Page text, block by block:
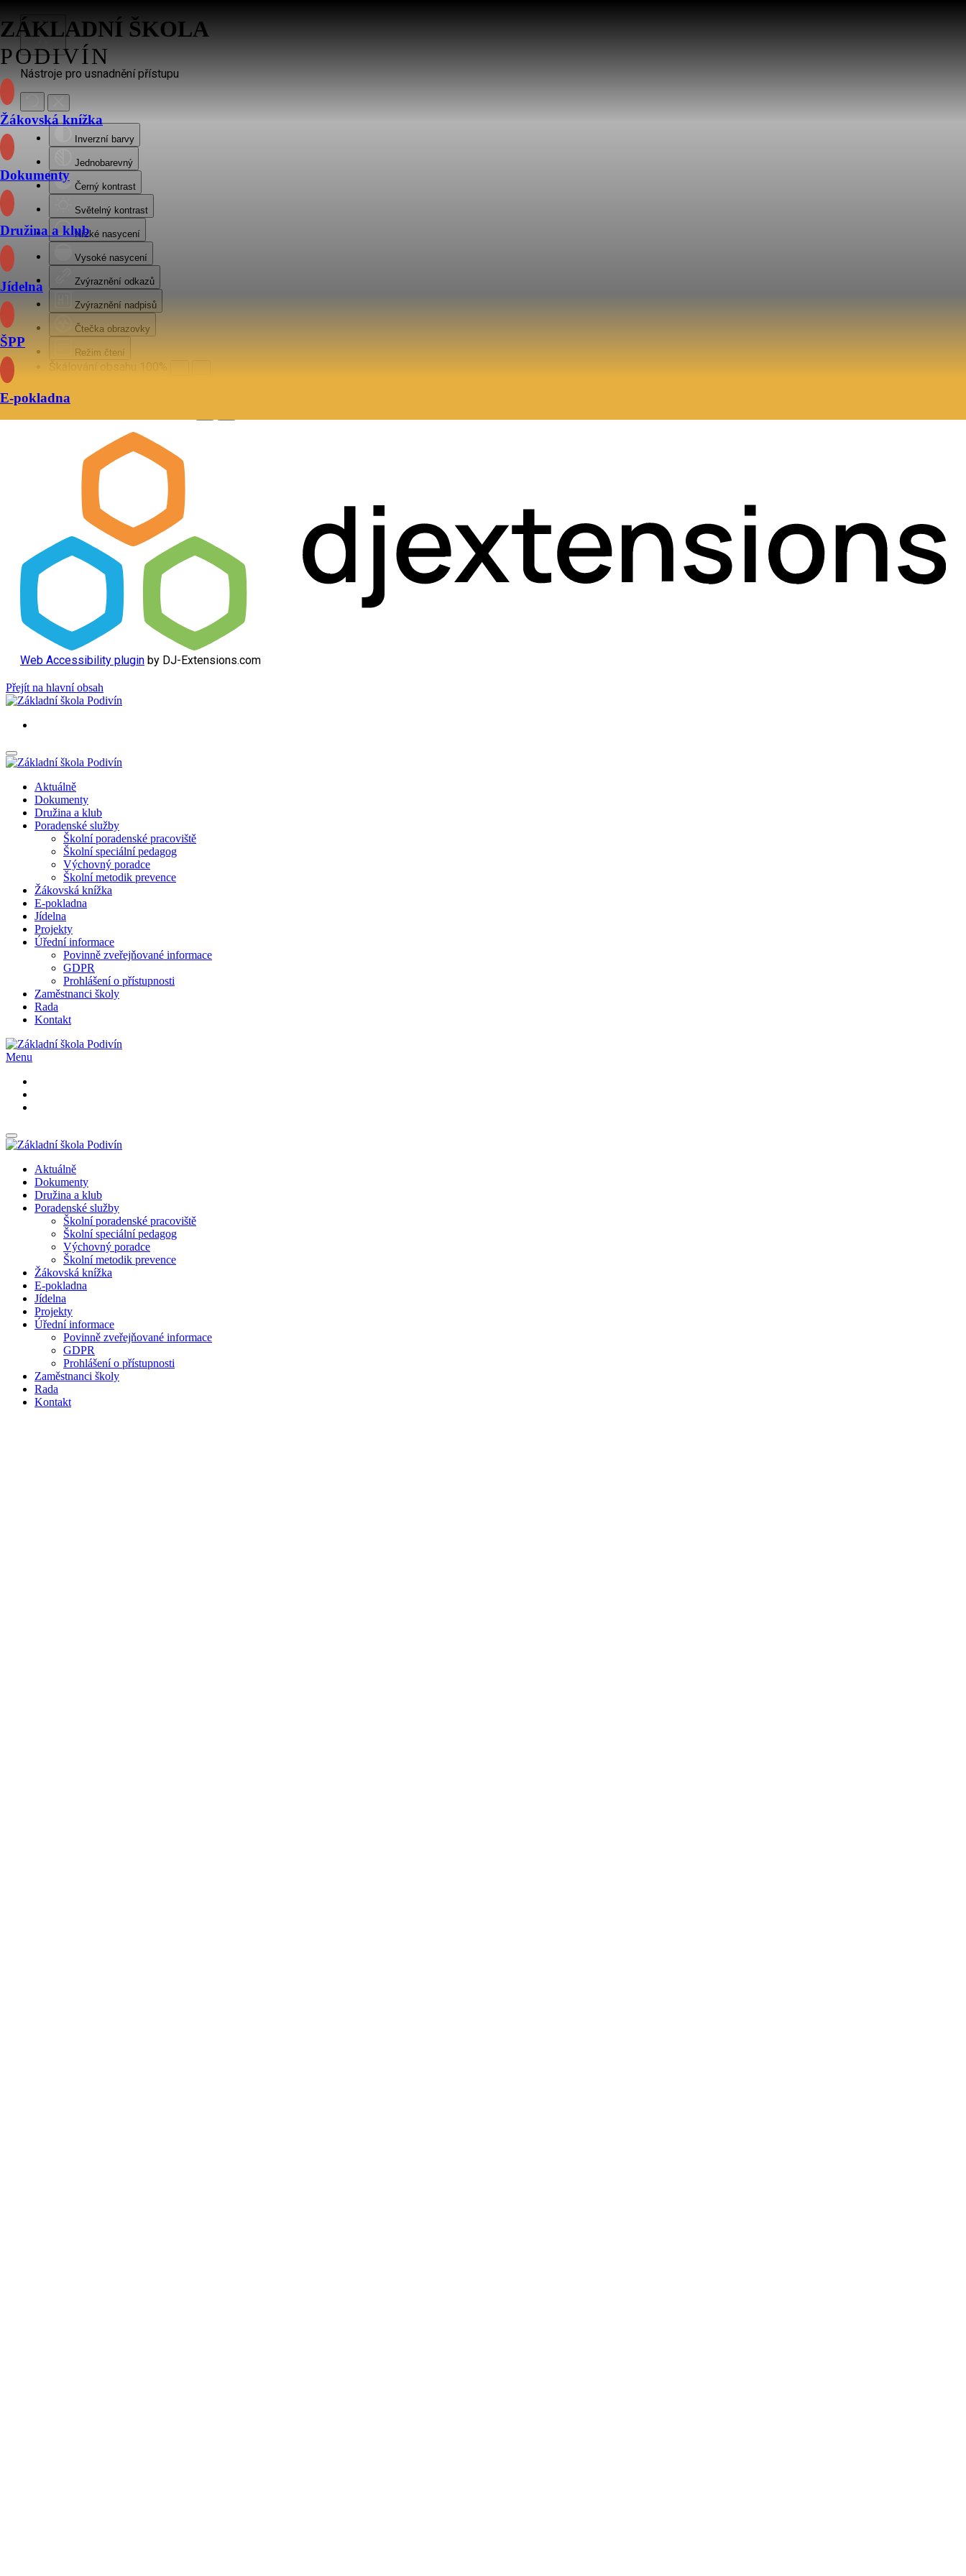
Nástroje pro usnadnění přístupu
Inverzní barvy
Jednobarevný
Černý kontrast
Světelný kontrast
Nízké nasycení
Vysoké nasycení
Zvýraznění odkazů
Zvýraznění nadpisů
Čtečka obrazovky
Režim čtení
Škálování obsahu 100%
Výška řádků
Web Accessibility plugin by DJ-Extensions.com
Přejít na hlavní obsah
Aktuálně
Dokumenty
Družina a klub
Poradenské služby
Školní poradenské pracoviště
Školní speciální pedagog
Výchovný poradce
Školní metodik prevence
Žákovská knížka
E-pokladna
Jídelna
Projekty
Úřední informace
Povinně zveřejňované informace
GDPR
Prohlášení o přístupnosti
Zaměstnanci školy
Rada
Kontakt
Menu
Aktuálně
Dokumenty
Družina a klub
Poradenské služby
Školní poradenské pracoviště
Školní speciální pedagog
Výchovný poradce
Školní metodik prevence
Žákovská knížka
E-pokladna
Jídelna
Projekty
Úřední informace
Povinně zveřejňované informace
GDPR
Prohlášení o přístupnosti
Zaměstnanci školy
Rada
Kontakt
ZÁKLADNÍ ŠKOLA
PODIVÍN
Žákovská knížka
Dokumenty
Družina a klub
Jídelna
ŠPP
E-pokladna